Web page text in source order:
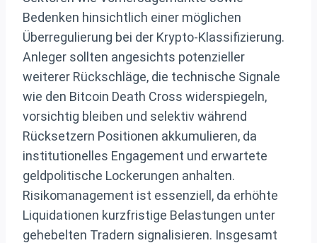
Bedenken hinsichtlich einer möglichen
Überregulierung bei der Krypto-Klassifizierung.
Anleger sollten angesichts potenzieller
weiterer Rückschläge, die technische Signale
wie den Bitcoin Death Cross widerspiegeln,
vorsichtig bleiben und selektiv während
Rücksetzern Positionen akkumulieren, da
institutionelles Engagement und erwartete
geldpolitische Lockerungen anhalten.
Risikomanagement ist essenziell, da erhöhte
Liquidationen kurzfristige Belastungen unter
gehebelten Tradern signalisieren. Insgesamt